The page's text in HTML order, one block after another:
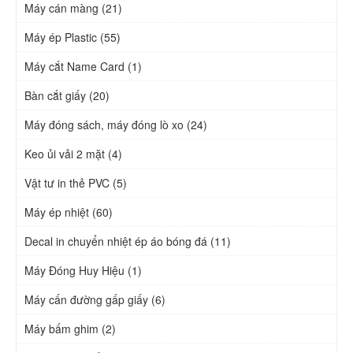
Máy cán màng (21)
Máy ép Plastic (55)
Máy cắt Name Card (1)
Bàn cắt giấy (20)
Máy đóng sách, máy đóng lò xo (24)
Keo ủi vải 2 mặt (4)
Vật tư in thẻ PVC (5)
Máy ép nhiệt (60)
Decal in chuyển nhiệt ép áo bóng đá (11)
Máy Đóng Huy Hiệu (1)
Máy cấn đường gấp giấy (6)
Máy bấm ghim (2)